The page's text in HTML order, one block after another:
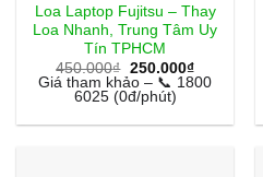
Loa Laptop Fujitsu – Thay
Loa Nhanh, Trung Tâm Uy
Tín TPHCM
450.000₫ Giá
gốc
là:
450.000₫.
250.000₫Giá
hiện
250.000₫.
Giá tham khảo – 📞 1800
6025 (0đ/phút)